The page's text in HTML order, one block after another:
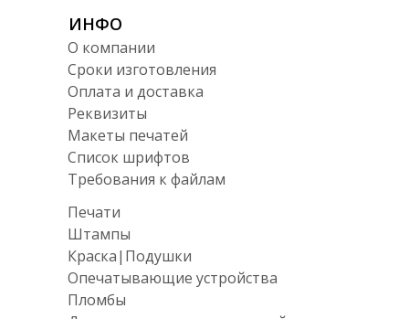
ИНФО
О компании
Сроки изготовления
Оплата и доставка
Реквизиты
Макеты печатей
Список шрифтов
Требования к файлам
Печати
Штампы
Краска|Подушки
Опечатывающие устройства
Пломбы